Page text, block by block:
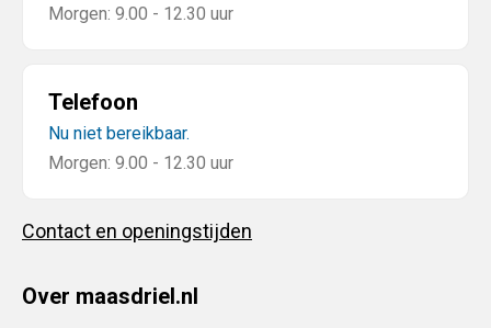
Morgen: 9.00 - 12.30 uur
Telefoon
Nu niet bereikbaar.
Morgen: 9.00 - 12.30 uur
Contact en openingstijden
Over maasdriel.nl